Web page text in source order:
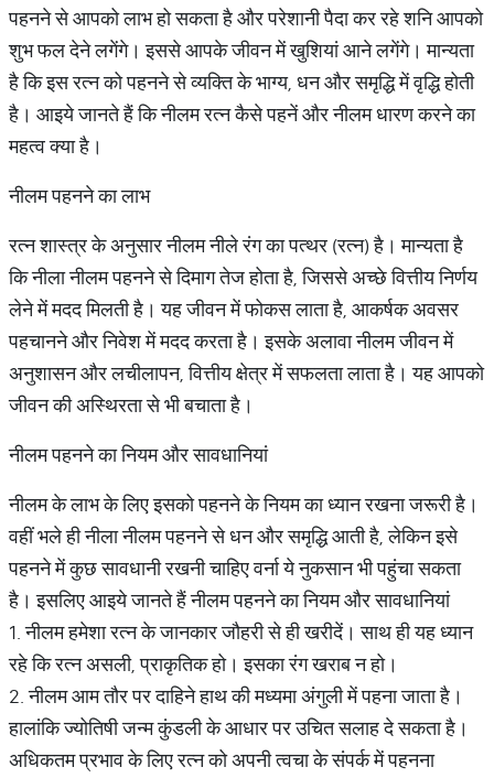
पहनने से आपको लाभ हो सकता है और परेशानी पैदा कर रहे शनि आपको
शुभ फल देने लगेंगे। इससे आपके जीवन में खुशियां आने लगेंगे। मान्यता
है कि इस रत्न को पहनने से व्यक्ति के भाग्य, धन और समृद्धि में वृद्धि होती
है। आइये जानते हैं कि नीलम रत्न कैसे पहनें और नीलम धारण करने का
महत्व क्या है।
नीलम पहनने का लाभ
रत्न शास्त्र के अनुसार नीलम नीले रंग का पत्थर (रत्न) है। मान्यता है
कि नीला नीलम पहनने से दिमाग तेज होता है, जिससे अच्छे वित्तीय निर्णय
लेने में मदद मिलती है। यह जीवन में फोकस लाता है, आकर्षक अवसर
पहचानने और निवेश में मदद करता है। इसके अलावा नीलम जीवन में
अनुशासन और लचीलापन, वित्तीय क्षेत्र में सफलता लाता है। यह आपको
जीवन की अस्थिरता से भी बचाता है।
नीलम पहनने का नियम और सावधानियां
नीलम के लाभ के लिए इसको पहनने के नियम का ध्यान रखना जरूरी है।
वहीं भले ही नीला नीलम पहनने से धन और समृद्धि आती है, लेकिन इसे
पहनने में कुछ सावधानी रखनी चाहिए वर्ना ये नुकसान भी पहुंचा सकता
है। इसलिए आइये जानते हैं नीलम पहनने का नियम और सावधानियां
1. नीलम हमेशा रत्न के जानकार जौहरी से ही खरीदें। साथ ही यह ध्यान
रहे कि रत्न असली, प्राकृतिक हो। इसका रंग खराब न हो।
2. नीलम आम तौर पर दाहिने हाथ की मध्यमा अंगुली में पहना जाता है।
हालांकि ज्योतिषी जन्म कुंडली के आधार पर उचित सलाह दे सकता है।
अधिकतम प्रभाव के लिए रत्न को अपनी त्वचा के संपर्क में पहनना